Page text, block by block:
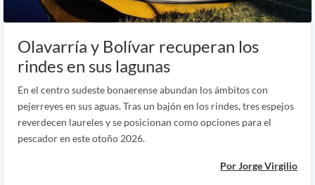
Olavarría y Bolívar recuperan los
rindes en sus lagunas
En el centro sudeste bonaerense abundan los ámbitos con
pejerreyes en sus aguas. Tras un bajón en los rindes, tres espejos
reverdecen laureles y se posicionan como opciones para el
pescador en este otoño 2026.
Por Jorge Virgilio